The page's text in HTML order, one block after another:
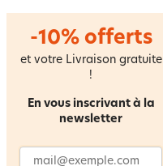
-10% offerts
et votre Livraison gratuite
!
En vous inscrivant à la
newsletter
Adresse email